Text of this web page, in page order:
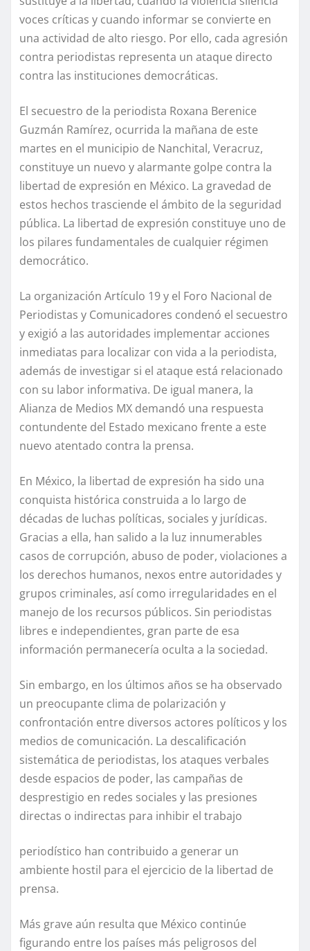
voces críticas y cuando informar se convierte en
una actividad de alto riesgo. Por ello, cada agresión
contra periodistas representa un ataque directo
contra las instituciones democráticas.
El secuestro de la periodista Roxana Berenice
Guzmán Ramírez, ocurrida la mañana de este
martes en el municipio de Nanchital, Veracruz,
constituye un nuevo y alarmante golpe contra la
libertad de expresión en México. La gravedad de
estos hechos trasciende el ámbito de la seguridad
pública. La libertad de expresión constituye uno de
los pilares fundamentales de cualquier régimen
democrático.
La organización Artículo 19 y el Foro Nacional de
Periodistas y Comunicadores condenó el secuestro
y exigió a las autoridades implementar acciones
inmediatas para localizar con vida a la periodista,
además de investigar si el ataque está relacionado
con su labor informativa. De igual manera, la
Alianza de Medios MX demandó una respuesta
contundente del Estado mexicano frente a este
nuevo atentado contra la prensa.
En México, la libertad de expresión ha sido una
conquista histórica construida a lo largo de
décadas de luchas políticas, sociales y jurídicas.
Gracias a ella, han salido a la luz innumerables
casos de corrupción, abuso de poder, violaciones a
los derechos humanos, nexos entre autoridades y
grupos criminales, así como irregularidades en el
manejo de los recursos públicos. Sin periodistas
libres e independientes, gran parte de esa
información permanecería oculta a la sociedad.
Sin embargo, en los últimos años se ha observado
un preocupante clima de polarización y
confrontación entre diversos actores políticos y los
medios de comunicación. La descalificación
sistemática de periodistas, los ataques verbales
desde espacios de poder, las campañas de
desprestigio en redes sociales y las presiones
directas o indirectas para inhibir el trabajo
periodístico han contribuido a generar un
ambiente hostil para el ejercicio de la libertad de
prensa.
Más grave aún resulta que México continúe
figurando entre los países más peligrosos del